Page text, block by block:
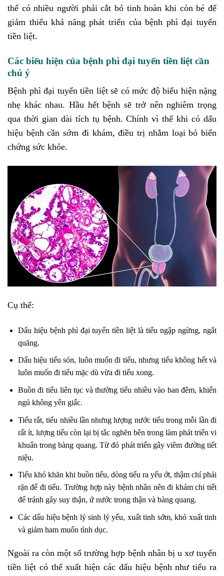
thế có nhiều người phải cắt bỏ tinh hoàn khi còn bé để
giảm thiểu khả năng phát triển của bệnh phì đại tuyến
tiền liệt.
Các biểu hiện của bệnh phì đại tuyến tiền liệt cần
chú ý
Bệnh phì đại tuyến tiền liệt sẽ có mức độ biểu hiện nặng
nhẹ khác nhau. Hầu hết bệnh sẽ trở nên nghiêm trọng
qua thời gian dài tích tụ bệnh. Chính vì thế khi có dấu
hiệu bệnh cần sớm đi khám, điều trị nhằm loại bỏ biến
chứng sức khỏe.
Cụ thể:
Dấu hiệu bệnh phì đại tuyến tiền liệt là tiểu ngập ngừng, ngắt
quãng.
Dấu hiệu tiểu són, luôn muốn đi tiểu, nhưng tiểu không hết và
luôn muốn đi tiểu mặc dù vừa đi tiểu xong.
Buồn đi tiểu liên tục và thường tiểu nhiều vào ban đêm, khiến
ngủ không yên giấc.
Tiểu rắt, tiểu nhiều lần nhưng lượng nước tiểu trong mỗi lần đi
rất ít, lượng tiểu còn lại bị tắc nghẽn bên trong làm phát triển vi
khuẩn trong bàng quang. Từ đó phát triển gây viêm đường tiết
niệu.
Tiểu khó khăn khi buồn tiểu, dòng tiểu ra yếu ớt, thậm chí phải
rặn để đi tiểu. Trường hợp này bệnh nhân nên đi khám chi tiết
để tránh gây suy thận, ứ nước trong thận và bàng quang.
Các dấu hiệu bệnh lý sinh lý yếu, xuất tinh sớm, khó xuất tinh
và giảm ham muốn tình dục.
Ngoài ra còn một số trường hợp bệnh nhân bị u xơ tuyến
tiền liệt có thể xuất hiện các dấu hiệu bệnh như tiểu ra